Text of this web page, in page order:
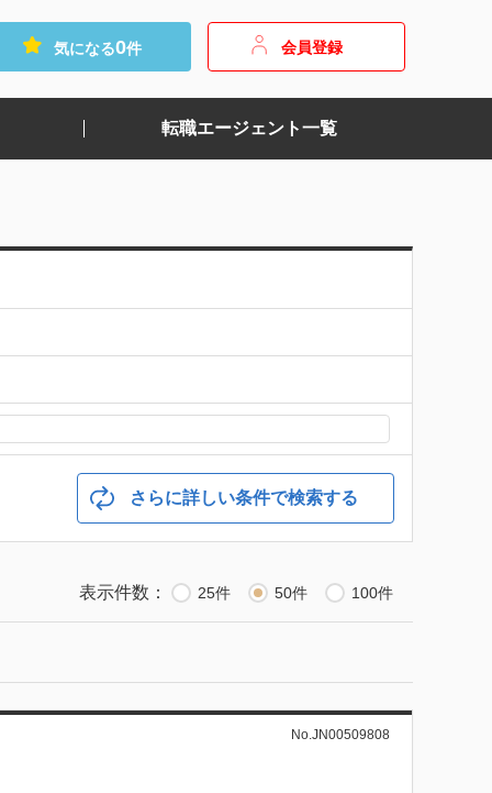
気になる0件 会員登録
転職エージェント一覧
さらに詳しい条件で検索する
表示件数： 25件 50件 100件
No.JN00509808